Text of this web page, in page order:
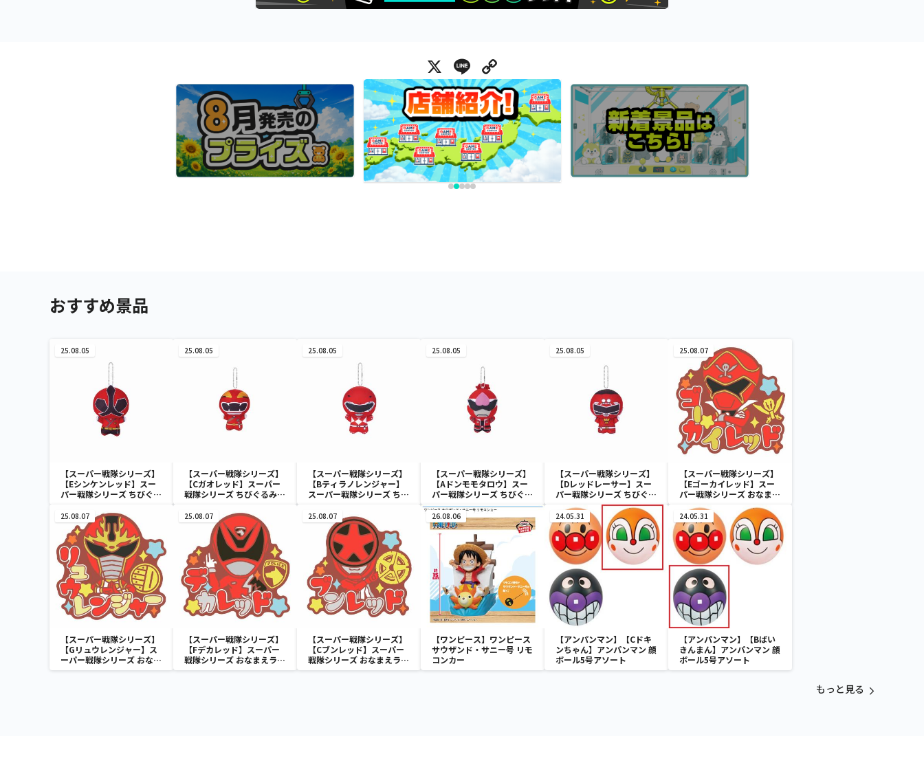
X Line
おすすめ景品
25.08.05
【スーパー戦隊シリーズ】
【Eシンケンレッド】スー
パー戦隊シリーズ ちびぐる
25.08.05
【スーパー戦隊シリーズ】
【Cガオレッド】スーパー
戦隊シリーズ ちびぐるみ～
25.08.05
【スーパー戦隊シリーズ】
【Bティラノレンジャー】
スーパー戦隊シリーズ ちび
25.08.05
【スーパー戦隊シリーズ】
【Aドンモモタロウ】スー
パー戦隊シリーズ ちびぐる
み～祝50周年～
25.08.05
【スーパー戦隊シリーズ】
【Dレッドレーサー】スー
パー戦隊シリーズ ちびぐる
み～祝50周年～
25.08.07
【スーパー戦隊シリーズ】
【Eゴーカイレッド】スー
パー戦隊シリーズ おなまえ
ラバーバッジvol.2
25.08.07
【スーパー戦隊シリーズ】
【Gリュウレンジャー】ス
ーパー戦隊シリーズ おなま
えラバーバッジvol.2
25.08.07
【スーパー戦隊シリーズ】
【Fデカレッド】スーパー
戦隊シリーズ おなまえラバ
ーバッジvol.2
25.08.07
【スーパー戦隊シリーズ】
【Cブンレッド】スーパー
戦隊シリーズ おなまえラバ
ーバッジvol.1
26.08.06
【ワンピース】ワンピース
サウザンド・サニー号 リモ
コンカー
24.05.31
【アンパンマン】【Cドキ
ンちゃん】アンパンマン 顔
ボール5号アソート
24.05.31
【アンパンマン】【Bばい
きんまん】アンパンマン 顔
ボール5号アソート
もっと見る